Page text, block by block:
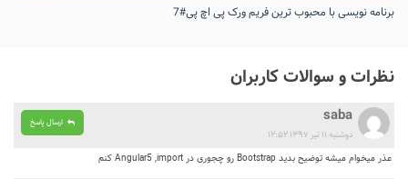
برنامه نویسی با محبوب ترین فریم ورک پی اچ پی#7
نظرات و سوالات کاربران
ارسال پاسخ saba
دوشنبه ۱۱ تیر ۱۳۹۷ ۱۲:۵۲
عذر میخوام میشه توضیح بدید Bootstrap رو چجوری در Angular5 ,import کنم